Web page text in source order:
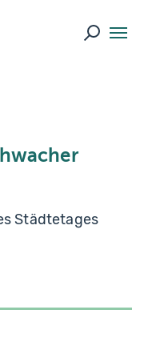
Suche
Städtetages